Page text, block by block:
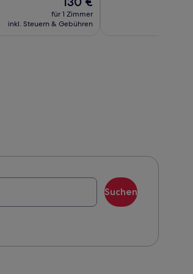
Preis
beträgt
für 1 Zimmer
inkl. Steuern & Gebühren
Suchen